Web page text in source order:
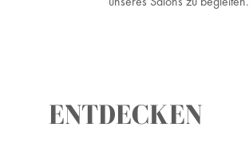
ENTDECKEN